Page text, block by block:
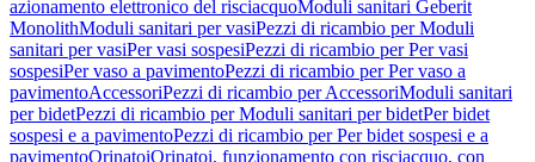
azionamento elettronico del risciacquoModuli sanitari Geberit
MonolithModuli sanitari per vasiPezzi di ricambio per Moduli
sanitari per vasiPer vasi sospesiPezzi di ricambio per Per vasi
sospesiPer vaso a pavimentoPezzi di ricambio per Per vaso a
pavimentoAccessoriPezzi di ricambio per AccessoriModuli sanitari
per bidetPezzi di ricambio per Moduli sanitari per bidetPer bidet
sospesi e a pavimentoPezzi di ricambio per Per bidet sospesi e a
pavimentoOrinatoiOrinatoi, funzionamento con risciacquo, con